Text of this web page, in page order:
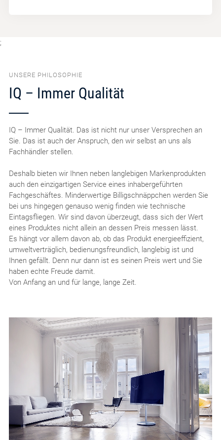
;
UNSERE PHILOSOPHIE
IQ – Immer Qualität
IQ – Immer Qualität. Das ist nicht nur unser Versprechen an
Sie. Das ist auch der Anspruch, den wir selbst an uns als
Fachhändler stellen.
Deshalb bieten wir Ihnen neben langlebigen Markenprodukten
auch den einzigartigen Service eines inhabergeführten
Fachgeschäftes. Minderwertige Billigschnäppchen werden Sie
bei uns hingegen genauso wenig finden wie technische
Eintagsfliegen. Wir sind davon überzeugt, dass sich der Wert
eines Produktes nicht allein an dessen Preis messen lässt.
Es hängt vor allem davon ab, ob das Produkt energieeffizient,
umweltverträglich, bedienungsfreundlich, langlebig ist und
Ihnen gefällt. Denn nur dann ist es seinen Preis wert und Sie
haben echte Freude damit.
Von Anfang an und für lange, lange Zeit.